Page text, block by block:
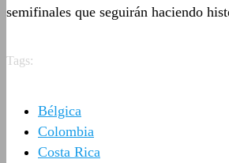
semifinales que seguirán haciendo
Tags:
Bélgica
Colombia
Costa Rica